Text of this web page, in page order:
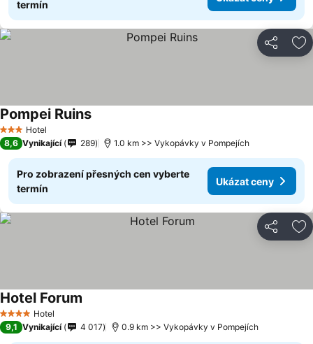
termín
Sdílet
3 Počet hvězdiček
Hotel
Pompei Ruins
8,6 Vynikající 289 1.0 km >> Vykopávky v Pompejích
Pro zobrazení přesných cen vyberte
termín
Ukázat ceny
Sdílet
4 Počet hvězdiček
Hotel
Hotel Forum
9,1 Vynikající 4 017 0.9 km >> Vykopávky v Pompejích